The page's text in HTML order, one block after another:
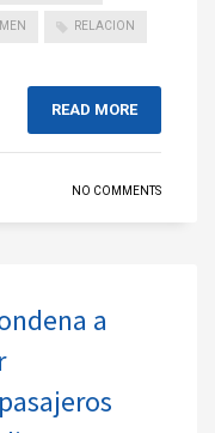
RELACION
READ MORE
NO COMMENTS
a